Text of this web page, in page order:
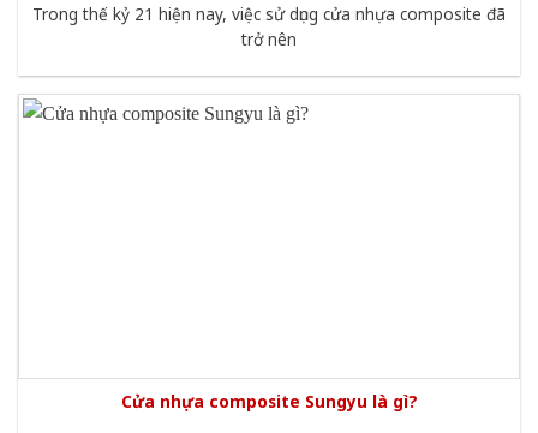
Trong thế kỷ 21 hiện nay, việc sử dụng cửa nhựa composite đã
trở nên
Cửa nhựa composite Sungyu là gì?